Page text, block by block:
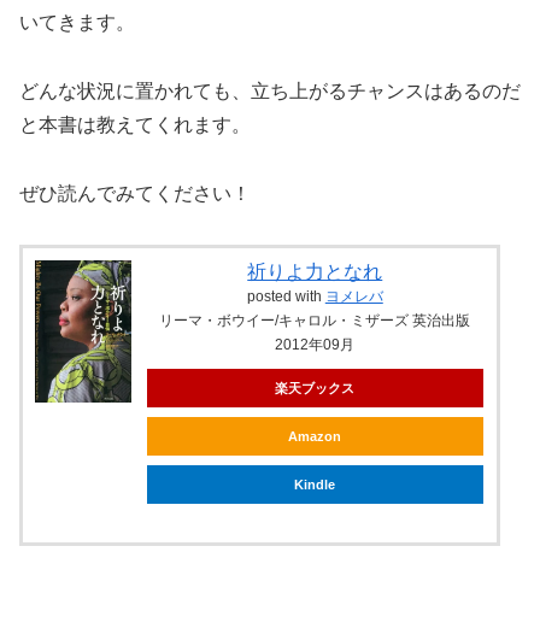
いてきます。
どんな状況に置かれても、立ち上がるチャンスはあるのだ
と本書は教えてくれます。
ぜひ読んでみてください！
祈りよ力となれ
posted with ヨメレバ
リーマ・ボウイー/キャロル・ミザーズ 英治出版
2012年09月
楽天ブックス
Amazon
Kindle